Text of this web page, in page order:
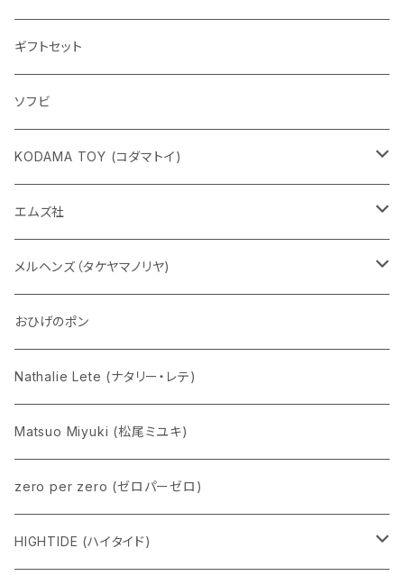
ギフトセット
ソフビ
KODAMA TOY (コダマトイ)
チャーミーちゃん
五型動物
Eddie パンダ
エムズ社
デコちゃん
クマちゃん
メルヘンズ（タケヤマノリヤ)
ケロペチーノ
おひげのポン
Nathalie Lete (ナタリー・レテ)
Matsuo Miyuki (松尾ミユキ)
zero per zero (ゼロパーゼロ)
HIGHTIDE (ハイタイド)